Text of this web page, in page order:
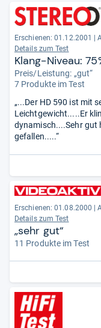
Erschienen: 01.12.2001
Details zum Test
Klang-Niveau:
Preis/Leistung: „gut“
7 Produkte im Test
„...Der HD 590 ist mit
Leichtgewicht.....Er
dynamisch....Sehr gut
gefallen.....“
Erschienen: 01.08.2000
Details zum Test
„sehr gut“
11 Produkte im Test